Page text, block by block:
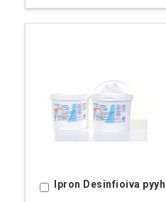
Ipron Desinfioiva
Ostoskoriin